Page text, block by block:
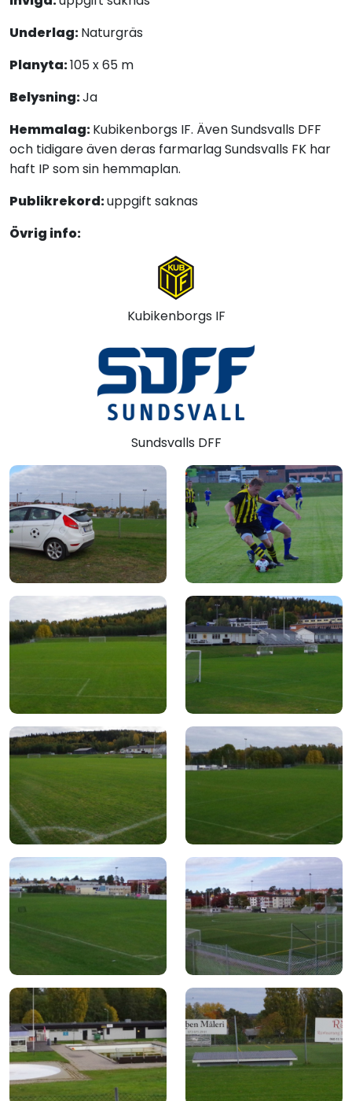
Underlag:Naturgräs
Planyta:105 x 65 m
Belysning:Ja
Hemmalag:Kubikenborgs IF. Även Sundsvalls DFF
och tidigare även deras farmarlag Sundsvalls FK har
haft IP som sin hemmaplan.
Publikrekord:uppgift saknas
Övrig info:
Kubikenborgs IF
Sundsvalls DFF